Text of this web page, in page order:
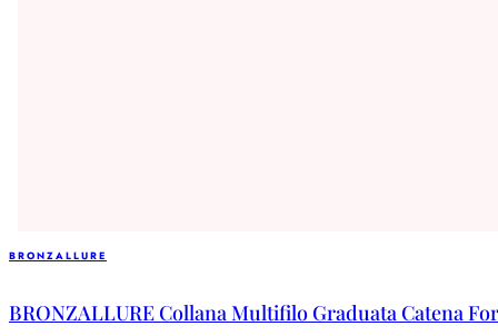
BRONZALLURE
BRONZALLURE Collana Multifilo Graduata Catena